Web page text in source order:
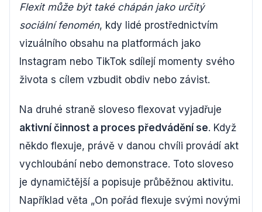
Flexit může být také chápán jako určitý
sociální fenomén, kdy lidé prostřednictvím
vizuálního obsahu na platformách jako
Instagram nebo TikTok sdílejí momenty svého
života s cílem vzbudit obdiv nebo závist.
Na druhé straně sloveso flexovat vyjadřuje
aktivní činnost a proces předvádění se. Když
někdo flexuje, právě v danou chvíli provádí akt
vychloubání nebo demonstrace. Toto sloveso
je dynamičtější a popisuje průběžnou aktivitu.
Například věta „On pořád flexuje svými novými